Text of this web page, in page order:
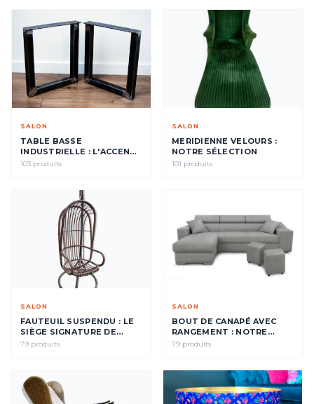
SALON
TABLE BASSE
INDUSTRIELLE : L'ACCENT
CENTRAL DE VOTRE
103 produits
SALON
MERIDIENNE VELOURS :
NOTRE SÉLECTION
101 produits
SALON
FAUTEUIL SUSPENDU : LE
SIÈGE SIGNATURE DE
VOTRE INTÉRIEUR
79 produits
SALON
BOUT DE CANAPÉ AVEC
RANGEMENT : NOTRE
SÉLECTION
79 produits